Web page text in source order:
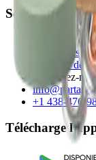
Soutien
Conditions
Politique de
Contactez-
+1 438-476-
Télécharge